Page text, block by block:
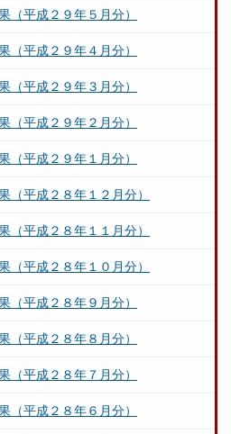
（平成２９年５月分）
（平成２９年４月分）
（平成２９年３月分）
（平成２９年２月分）
（平成２９年１月分）
（平成２８年１２月分）
（平成２８年１１月分）
（平成２８年１０月分）
（平成２８年９月分）
（平成２８年８月分）
（平成２８年７月分）
（平成２８年６月分）